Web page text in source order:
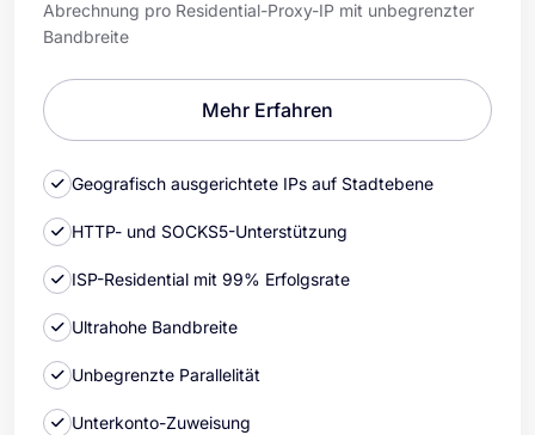
Abrechnung pro Residential-Proxy-IP mit unbegrenzter
Bandbreite
Mehr Erfahren
Geografisch ausgerichtete IPs auf Stadtebene
HTTP- und SOCKS5-Unterstützung
ISP-Residential mit 99% Erfolgsrate
Ultrahohe Bandbreite
Unbegrenzte Parallelität
Unterkonto-Zuweisung